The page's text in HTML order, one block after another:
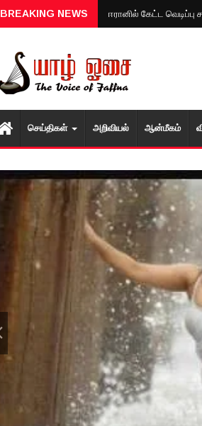
BREAKING NEWS ஈரானில் கேட்ட
செய்திகள் அறிவியல் ஆன்மீகம்
12345